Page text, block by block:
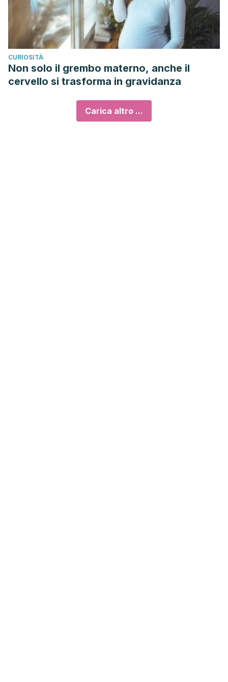
CURIOSITÀ
Non solo il grembo materno, anche il
cervello si trasforma in gravidanza
Carica altro ...